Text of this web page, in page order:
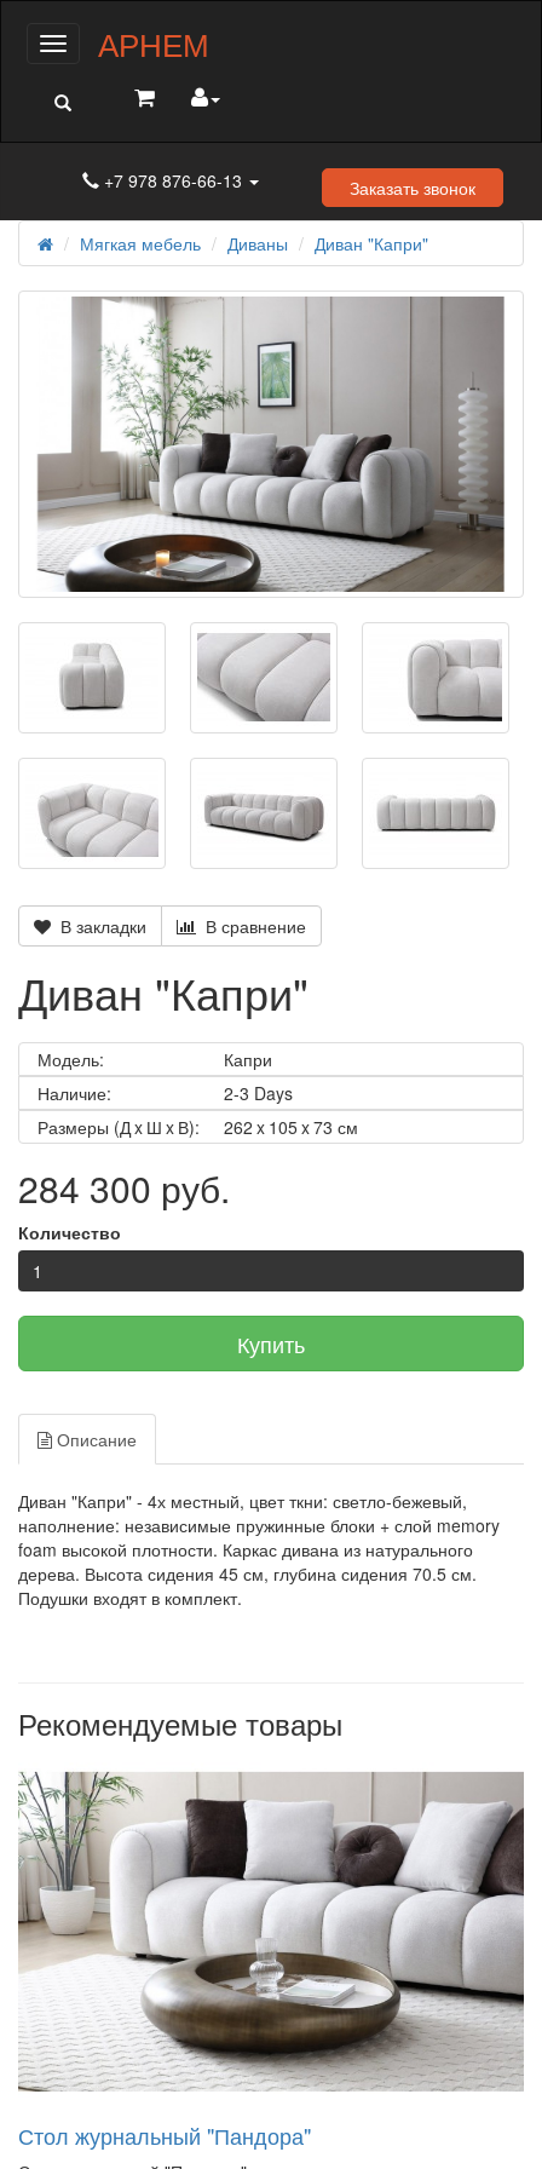
МенюАРНЕМ
+7 978 876-66-13 Заказать звонок
Мягкая мебель Диваны Диван "Капри"
В закладки В сравнение
Диван "Капри"
Модель:
Капри
Наличие:
2-3 Days
Размеры (Д x Ш x В):
262 x 105 x 73 см
284 300 руб.
Количество
Купить
Описание
Диван "Капри" - 4х местный, цвет ткни: светло-бежевый,
наполнение: независимые пружинные блоки + слой memory
foam высокой плотности. Каркас дивана из натурального
дерева. Высота сидения 45 см, глубина сидения 70.5 см.
Подушки входят в комплект.
Рекомендуемые товары
Стол журнальный "Пандора"